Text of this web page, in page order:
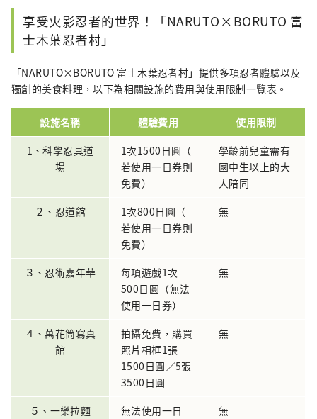
享受火影忍者的世界！「NARUTO×BORUTO 富
士木葉忍者村」
「NARUTO×BORUTO 富士木葉忍者村」提供多項忍者體驗以及
獨創的美食料理，以下為相關設施的費用與使用限制一覽表。
設施名稱 體驗費用
使用限制
1、科學忍具道
場
1次1500日圓（
若使用一日券則
免費）
學齡前兒童需有
國中生以上的大
人陪同
２、忍道館
1次800日圓（
若使用一日券則
免費）
無
３、忍術嘉年華
每項遊戲1次
500日圓（無法
使用一日券）
無
４、萬花筒寫真
館
拍攝免費，購買
照片相框1張
1500日圓／5張
3500日圓
無
５、一樂拉麵
無法使用一日
無